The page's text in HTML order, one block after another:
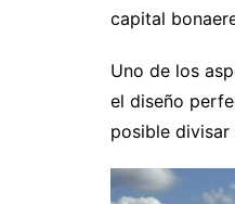
capital
Uno de los
el diseño
posible